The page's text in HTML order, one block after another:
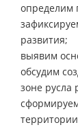
определим
развития;
выявим
обсудим
зоне